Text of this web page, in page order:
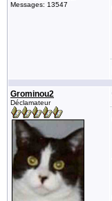
Messages: 13547
Grominou2
Déclamateur